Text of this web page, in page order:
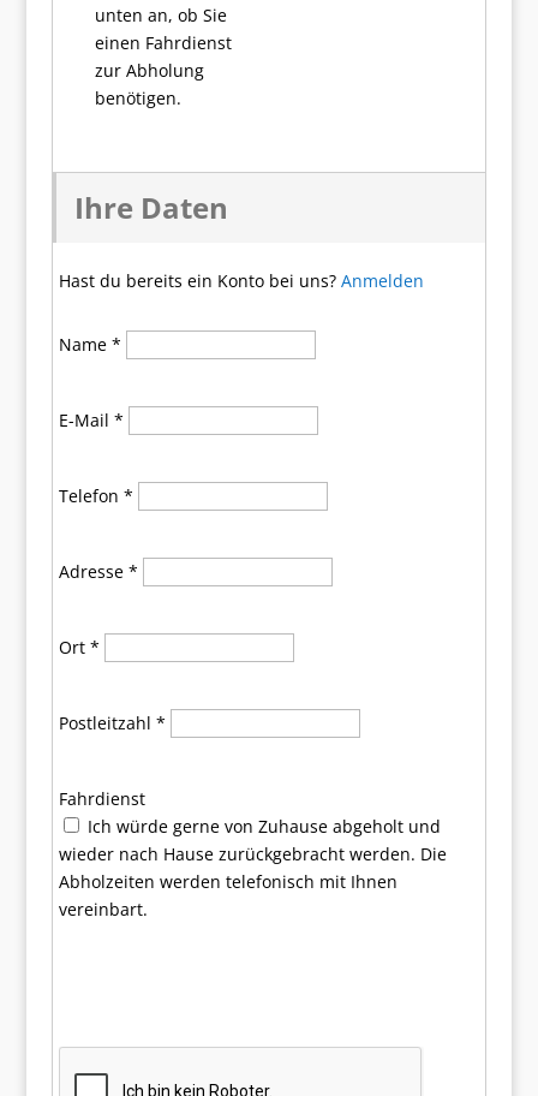
unten an, ob Sie
einen Fahrdienst
zur Abholung
benötigen.
Ihre Daten
Hast du bereits ein Konto bei uns? Anmelden
Name *
E-Mail *
Telefon *
Adresse *
Ort *
Postleitzahl *
Fahrdienst
Ich würde gerne von Zuhause abgeholt und
wieder nach Hause zurückgebracht werden. Die
Abholzeiten werden telefonisch mit Ihnen
vereinbart.